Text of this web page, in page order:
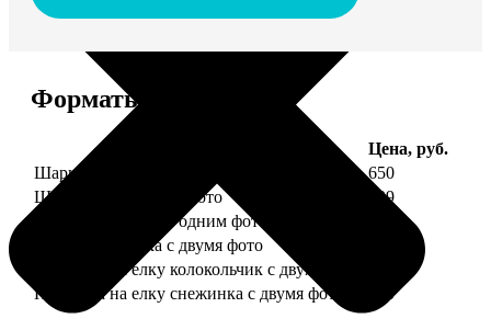
Форматы и цены
Цена, руб.
Шарик елочный с 1 фото
650
Шарик елочный с 2 фото
699
Шарик-шкатулка с одним фото
Шарик-шкатулка с двумя фото
Подвеска на елку колокольчик с двумя фото
Подвеска на елку снежинка с двумя фото
590